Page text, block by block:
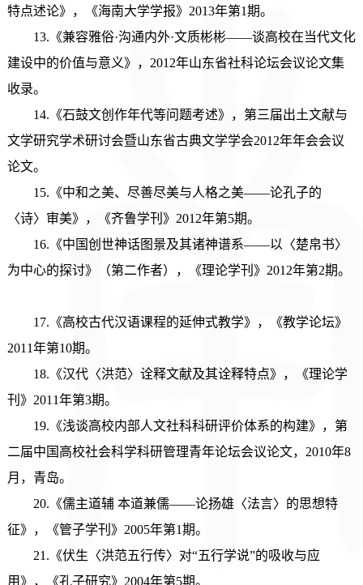
特点述论》，《海南大学学报》2013年第1期。
13.《兼容雅俗·沟通内外·文质彬彬——谈高校在当代文化
建设中的价值与意义》，2012年山东省社科论坛会议论文集
收录。
14.《石鼓文创作年代等问题考述》，第三届出土文献与
文学研究学术研讨会暨山东省古典文学学会2012年年会会议
论文。
15.《中和之美、尽善尽美与人格之美——论孔子的
〈诗〉审美》，《齐鲁学刊》2012年第5期。
16.《中国创世神话图景及其诸神谱系——以〈楚帛书〉
为中心的探讨》（第二作者），《理论学刊》2012年第2期。
17.《高校古代汉语课程的延伸式教学》，《教学论坛》
2011年第10期。
18.《汉代〈洪范〉诠释文献及其诠释特点》，《理论学
刊》2011年第3期。
19.《浅谈高校内部人文社科科研评价体系的构建》，第
二届中国高校社会科学科研管理青年论坛会议论文，2010年8
月，青岛。
20.《儒主道辅 本道兼儒——论扬雄〈法言〉的思想特
征》，《管子学刊》2005年第1期。
21.《伏生〈洪范五行传〉对“五行学说”的吸收与应
用》，《孔子研究》2004年第5期。